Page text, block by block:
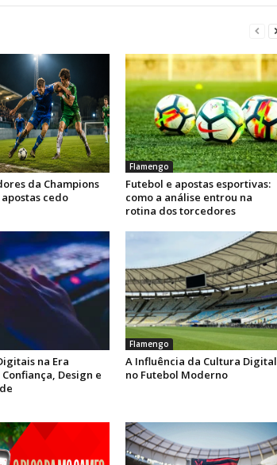
da Champions
cedo
Flamengo
Futebol e apostas esportivas:
como a análise entrou na
rotina dos torcedores
na Era
Design e
Flamengo
A Influência da Cultura Digital
no Futebol Moderno